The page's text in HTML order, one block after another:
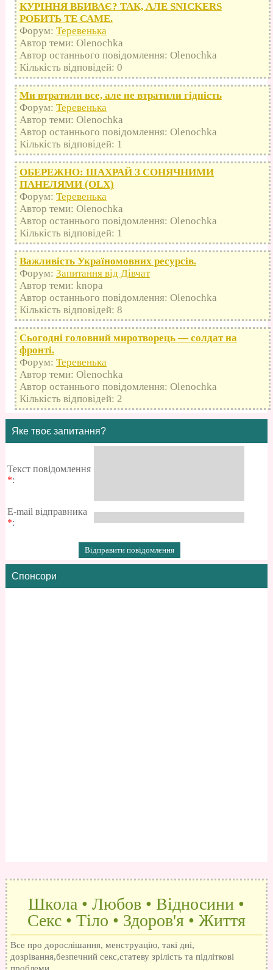
КУРІННЯ ВБИВАЄ? ТАК, АЛЕ SNICKERS
РОБИТЬ ТЕ САМЕ.
Форум: Теревенька
Автор теми: Olenochka
Автор останнього повідомлення: Olenochka
Кількість відповідей: 0
Ми втратили все, але не втратили гідність
Форум: Теревенька
Автор теми: Olenochka
Автор останнього повідомлення: Olenochka
Кількість відповідей: 1
ОБЕРЕЖНО: ШАХРАЙ З СОНЯЧНИМИ
ПАНЕЛЯМИ (OLX)
Форум: Теревенька
Автор теми: Olenochka
Автор останнього повідомлення: Olenochka
Кількість відповідей: 1
Важливість Україномовних ресурсів.
Форум: Запитання від Дівчат
Автор теми: knopa
Автор останнього повідомлення: Olenochka
Кількість відповідей: 8
Сьогодні головний миротворець — солдат на
фронті.
Форум: Теревенька
Автор теми: Olenochka
Автор останнього повідомлення: Olenochka
Кількість відповідей: 2
Яке твоє запитання?
Текст повідомлення
*:
E-mail відправника
*:
Спонсори
Школа • Любов • Відносини •
Секс • Тіло • Здоров'я • Життя
Все про дорослішання, менструацію, такі дні,
дозрівання,безпечний секс,статеву зрілість та підліткові